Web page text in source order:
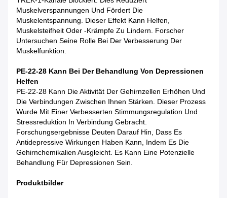
Muskelverspannungen Und Fördert Die
Muskelentspannung. Dieser Effekt Kann Helfen,
Muskelsteifheit Oder -krämpfe Zu Lindern. Forscher
Untersuchen Seine Rolle Bei Der Verbesserung Der
Muskelfunktion.
PE-22-28 Kann Bei Der Behandlung Von Depressionen
Helfen
PE-22-28 Kann Die Aktivität Der Gehirnzellen Erhöhen Und
Die Verbindungen Zwischen Ihnen Stärken. Dieser Prozess
Wurde Mit Einer Verbesserten Stimmungsregulation Und
Stressreduktion In Verbindung Gebracht.
Forschungsergebnisse Deuten Darauf Hin, Dass Es
Antidepressive Wirkungen Haben Kann, Indem Es Die
Gehirnchemikalien Ausgleicht. Es Kann Eine Potenzielle
Behandlung Für Depressionen Sein.
Produktbilder